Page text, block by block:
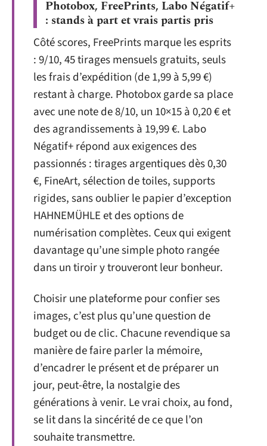
Photobox, FreePrints, Labo Négatif+
: stands à part et vrais partis pris
Côté scores, FreePrints marque les esprits
: 9/10, 45 tirages mensuels gratuits, seuls
les frais d’expédition (de 1,99 à 5,99 €)
restant à charge. Photobox garde sa place
avec une note de 8/10, un 10×15 à 0,20 € et
des agrandissements à 19,99 €. Labo
Négatif+ répond aux exigences des
passionnés : tirages argentiques dès 0,30
€, FineArt, sélection de toiles, supports
rigides, sans oublier le papier d’exception
HAHNEMÜHLE et des options de
numérisation complètes. Ceux qui exigent
davantage qu’une simple photo rangée
dans un tiroir y trouveront leur bonheur.
Choisir une plateforme pour confier ses
images, c’est plus qu’une question de
budget ou de clic. Chacune revendique sa
manière de faire parler la mémoire,
d’encadrer le présent et de préparer un
jour, peut-être, la nostalgie des
générations à venir. Le vrai choix, au fond,
se lit dans la sincérité de ce que l’on
souhaite transmettre.